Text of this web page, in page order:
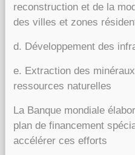
reconstruction et de la
des villes et zones
d. Développement des
e. Extraction des
ressources naturelles
La Banque mondiale
plan de financement
accélérer ces efforts